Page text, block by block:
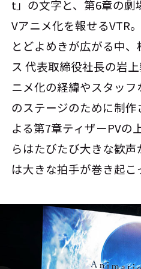
t」の文字と、第6章の劇
Vアニメ化を報せるVTR
とどよめきが広がる中
ス 代表取締役社長の岩
ニメ化の経緯やスタッ
のステージのために制
よる第7章ティザーPVの
らはたびたび大きな歓
は大きな拍手が巻き起こ